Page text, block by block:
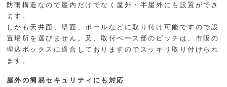
防雨構造なので屋内だけでなく屋外・半屋外にも設置ができ
ます。
しかも天井面、壁面、ポールなどに取り付け可能ですので設
置場所を選びません。又、取付ベース部のピッチは、市販の
埋込ボックスに適合しておりますのでスッキリ取り付けられ
ます。
屋外の簡易セキュリティにも対応